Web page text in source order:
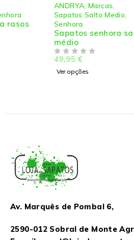
Marcas,
Sapatos Salto Medio,
Senhora
Sapatos senhora salto
Av. Marquês de Pombal 6,
2590-012 Sobral de Monte